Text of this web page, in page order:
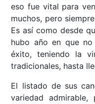
eso fue vital para
muchos, pero
Es así como desde
hubo año en que
éxito, teniendo la
tradicionales, hasta
El listado de sus
variedad